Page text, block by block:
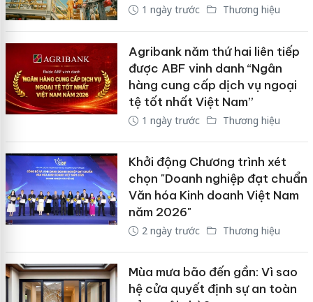
1 ngày trước Thương hiệu
Agribank năm thứ hai liên tiếp
được ABF vinh danh “Ngân
hàng cung cấp dịch vụ ngoại
tệ tốt nhất Việt Nam”
1 ngày trước Thương hiệu
Khởi động Chương trình xét
chọn "Doanh nghiệp đạt chuẩn
Văn hóa Kinh doanh Việt Nam
năm 2026"
2 ngày trước Thương hiệu
Mùa mưa bão đến gần: Vì sao
hệ cửa quyết định sự an toàn